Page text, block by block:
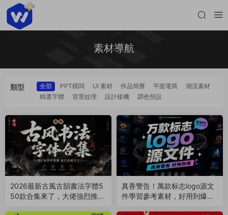
素材導航
類型 全部 PPT模闆 UI 素材 作品簡曆 平面電商
潮流素材
精選字體
背景紋理 設計樣機 調色預設
2026最新古風古韻書法字體5
50款合集來了，大佬強烈推
真香警告！萬款标志logo源文
件學習參考素材，好用到爆！